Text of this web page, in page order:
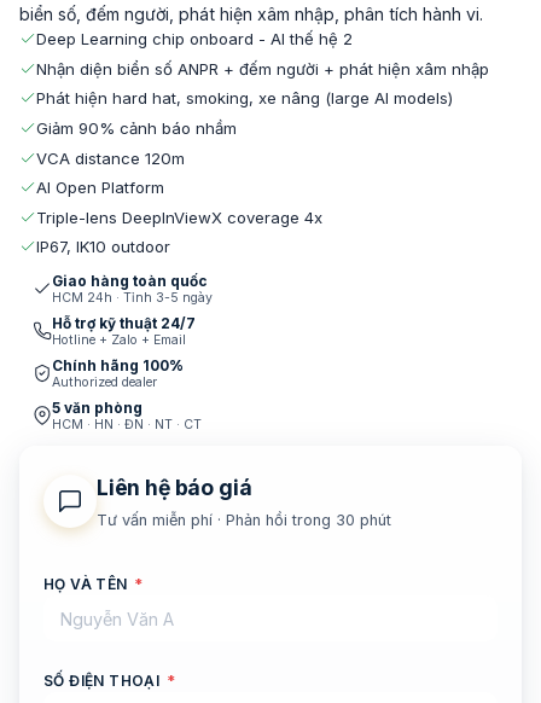
biển số, đếm người, phát hiện xâm nhập, phân tích hành vi.
Deep Learning chip onboard - AI thế hệ 2
Nhận diện biển số ANPR + đếm người + phát hiện xâm nhập
Phát hiện hard hat, smoking, xe nâng (large AI models)
Giảm 90% cảnh báo nhầm
VCA distance 120m
AI Open Platform
Triple-lens DeepInViewX coverage 4x
IP67, IK10 outdoor
Giao hàng toàn quốc
HCM 24h · Tỉnh 3-5 ngày
Hỗ trợ kỹ thuật 24/7
Hotline + Zalo + Email
Chính hãng 100%
Authorized dealer
5 văn phòng
HCM · HN · ĐN · NT · CT
Liên hệ báo giá
Tư vấn miễn phí · Phản hồi trong 30 phút
HỌ VÀ TÊN *
SỐ ĐIỆN THOẠI *